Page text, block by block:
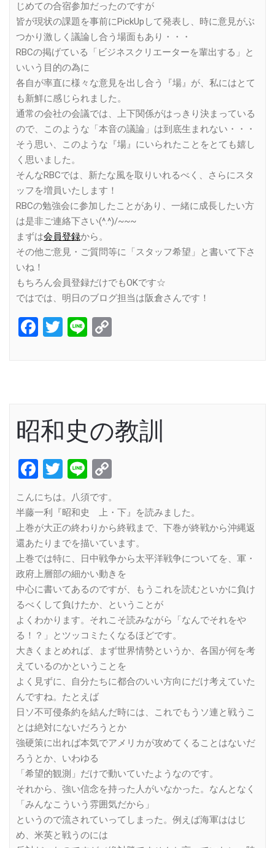
じめての合宿参加だったのですが
皆が現状の課題を事前にPickUpして発表し、時に意見がぶ
つかり激しく議論し合う場面もあり・・・
RBCの掲げている「ビジネスクリエーターを輩出する」と
いいう目的の為に
各自が率直に様々な意見を出し合う『場』が、私にはとて
も新鮮に感じられました。
通常の会社の会議では、上下関係がはっきり決まっている
ので、このような「本音の議論」は到底生まれない・・・
そう思い、このような『場』にいられたことをとても嬉し
く思いました。
そんなRBCでは、新たな風を取りいれるべく、さらにスタ
ッフを増員いたします！
RBCの勉強会に参加したことがあり、一緒に成長したい方
は是非ご連絡下さい(^.^)/~~~
まずは会員登録から。
その他ご意見・ご質問等に「スタッフ希望」と書いて下さ
いね！
もちろん会員登録だけでもOKです☆
ではでは、明日のブログ担当は阪倉さんです！
Facebook
Twitter
Line
昭和史の教訓
Facebook
Twitter
Line
こんにちは。八須です。
半藤一利『昭和史 上・下』を読みました。
上巻が大正の終わりから終戦まで、下巻が終戦から沖縄返
還あたりまでを描いています。
上巻では特に、日中戦争から太平洋戦争についてを、軍・
政府上層部の細かい動きを
中心に書いてあるのですが、もうこれを読むといかに負け
るべくして負けたか、ということが
よくわかります。それこそ読みながら「なんでそれをや
る！？」とツッコミたくなるほどです。
大きくまとめれば、まず世界情勢というか、各国が何を考
えているのかということを
よく見ずに、自分たちに都合のいい方向にだけ考えていた
んですね。たとえば
日ソ不可侵条約を結んだ時には、これでもうソ連と戦うこ
とは絶対にないだろうとか
強硬策に出れば本気でアメリカが攻めてくることはないだ
ろうとか、いわゆる
「希望的観測」だけで動いていたようなのです。
それから、強い信念を持った人がいなかった。なんとなく
「みんなこういう雰囲気だから」
というので流されていってしまった。例えば海軍ははじ
め、米英と戦うのには